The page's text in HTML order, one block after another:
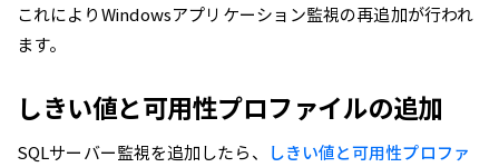
これによりWindowsアプリケーション監視の再追加が行われ
ます。
しきい値と可用性プロファイルの追加
SQLサーバー監視を追加したら、 しきい値と可用性プロファ